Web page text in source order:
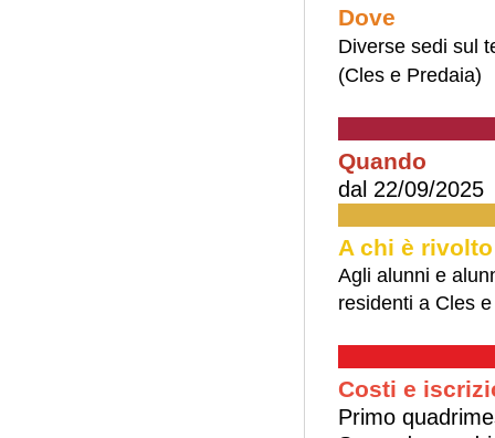
Dove
Diverse sedi sul
(Cles e Predaia)
Quando
dal 22/09/2025
A chi è rivolto
Agli alunni e
residenti a Cles
Costi e
Primo